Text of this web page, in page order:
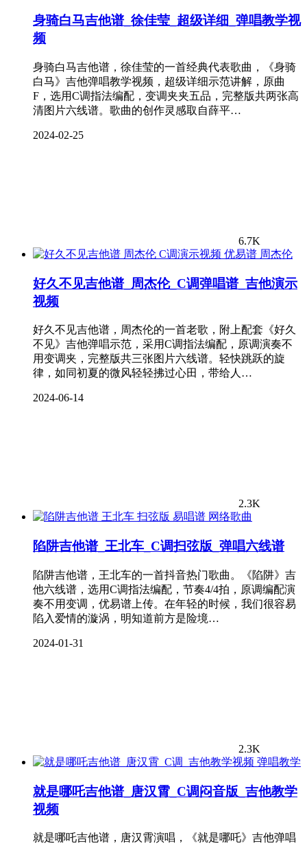
身骑白马吉他谱_徐佳莹_超级详细_弹唱教学视
频
身骑白马吉他谱，徐佳莹的一首经典代表歌曲，《身骑
白马》吉他弹唱教学视频，超级详细示范讲解，原曲
F，选用C调指法编配，变调夹夹五品，完整版共两张高
清图片六线谱。歌曲的创作灵感取自薛平…
2024-02-25
6.7K
周杰伦
好久不见吉他谱_周杰伦_C调弹唱谱_吉他演示
视频
好久不见吉他谱，周杰伦的一首老歌，附上配套《好久
不见》吉他弹唱示范，采用C调指法编配，原调演奏不
用变调夹，完整版共三张图片六线谱。轻快跳跃的旋
律，如同初夏的微风轻轻拂过心田，带给人…
2024-06-14
2.3K
网络歌曲
陷阱吉他谱_王北车_C调扫弦版_弹唱六线谱
陷阱吉他谱，王北车的一首抖音热门歌曲。《陷阱》吉
他六线谱，选用C调指法编配，节奏4/4拍，原调编配演
奏不用变调，优易谱上传。在年轻的时候，我们很容易
陷入爱情的漩涡，明知道前方是险境…
2024-01-31
2.3K
弹唱教学
就是哪吒吉他谱_唐汉霄_C调闷音版_吉他教学
视频
就是哪吒吉他谱，唐汉霄演唱，《就是哪吒》吉他弹唱